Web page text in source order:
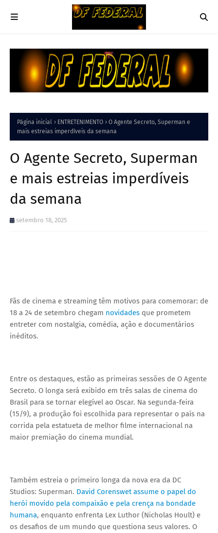
Página inicial ENTRETENIMENTO
O Agente Secreto, Superman e
mais estreias imperdíveis da semana
O Agente Secreto, Superman
e mais estreias imperdíveis
da semana
setembro 18, 2025
Fãs de cinema e streaming têm motivos para comemorar: de
18 a 24 de setembro chegam novidades que prometem
entreter com nostalgia, comédia, ação e documentários
inéditos.
Entre os destaques, estão as primeiras sessões de O Agente
Secreto. O longa será exibido em três salas de cinema do
Brasil para se tornar elegível ao Oscar. Na segunda-feira
(15/9), a produção foi escolhida para representar o país na
corrida pela estatueta de melhor filme internacional na
maior premiação do cinema mundial.
Também estreia o primeiro longa da nova era da DC
Studios: Superman. David Corenswet assume o papel do
herói movido pela compaixão e pela crença na bondade
humana, enquanto enfrenta Lex Luthor (Nicholas Hoult) e
os desafios de um mundo que questiona seus valores. O